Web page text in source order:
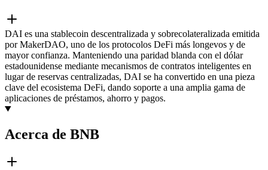
DAI es una stablecoin descentralizada y sobrecolateralizada emitida
por MakerDAO, uno de los protocolos DeFi más longevos y de
mayor confianza. Manteniendo una paridad blanda con el dólar
estadounidense mediante mecanismos de contratos inteligentes en
lugar de reservas centralizadas, DAI se ha convertido en una pieza
clave del ecosistema DeFi, dando soporte a una amplia gama de
aplicaciones de préstamos, ahorro y pagos.
Acerca de BNB